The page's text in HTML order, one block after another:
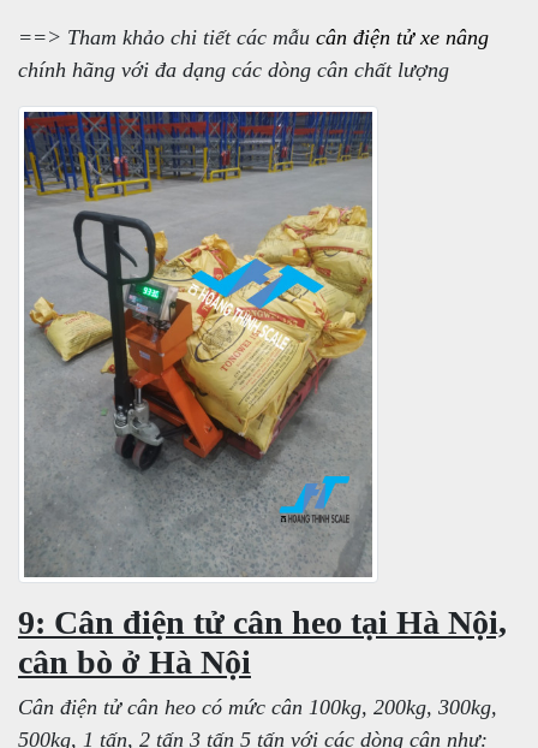
==> Tham khảo chi tiết các mẫu cân điện tử xe nâng
chính hãng với đa dạng các dòng cân chất lượng
9: Cân điện tử cân heo tại Hà Nội,
cân bò ở Hà Nội
Cân điện tử cân heo có mức cân 100kg, 200kg, 300kg,
500kg, 1 tấn, 2 tấn 3 tấn 5 tấn với các dòng cân như: